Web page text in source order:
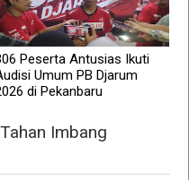
Peserta Antusias Ikuti
Umum PB Djarum
di Pekanbaru
Imbang